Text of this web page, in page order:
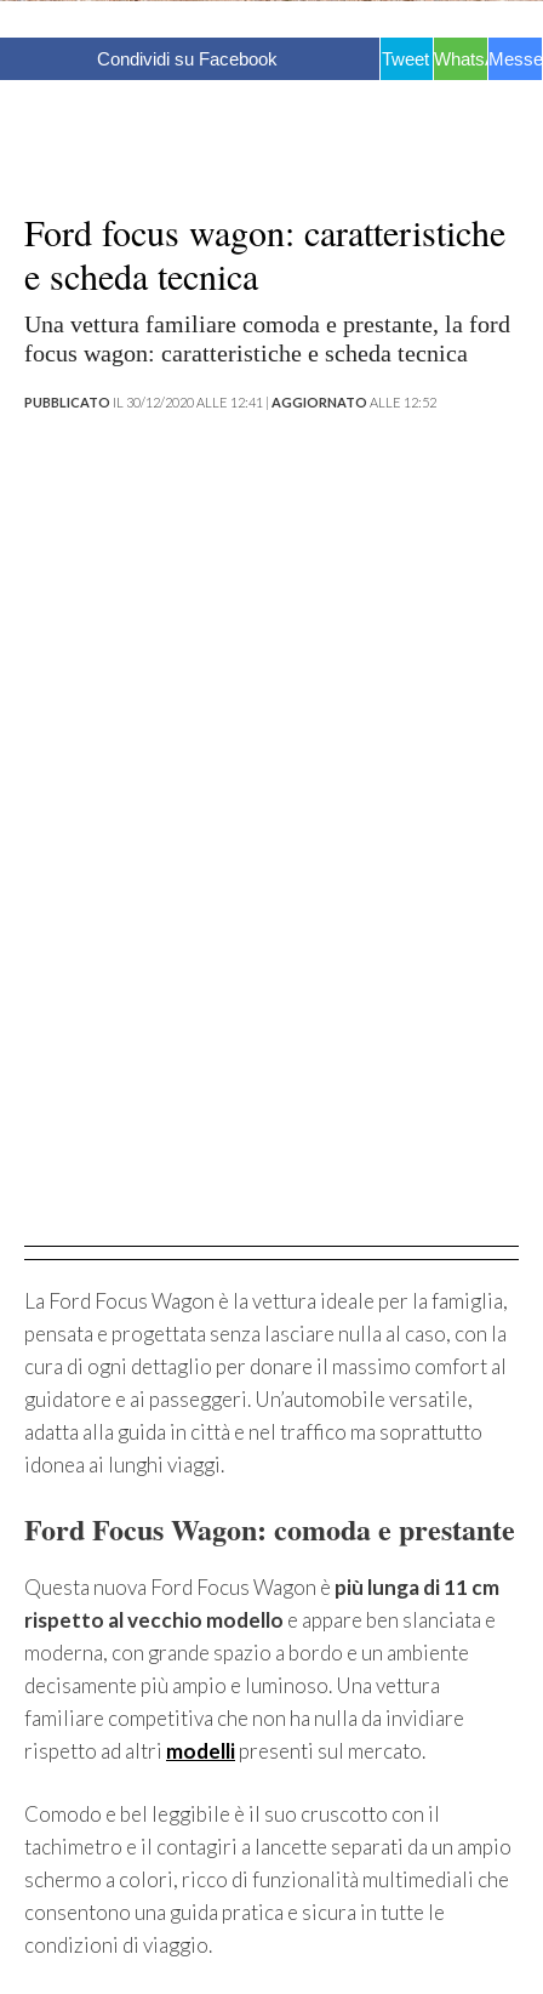
Condividi su Facebook Tweet WhatsApp
Ford focus wagon: caratteristiche
e scheda tecnica
Una vettura familiare comoda e prestante, la ford
focus wagon: caratteristiche e scheda tecnica
PUBBLICATO IL 30/12/2020 ALLE 12:41 | AGGIORNATO ALLE 12:52
La Ford Focus Wagon è la vettura ideale per la famiglia,
pensata e progettata senza lasciare nulla al caso, con la
cura di ogni dettaglio per donare il massimo comfort al
guidatore e ai passeggeri. Un’automobile versatile,
adatta alla guida in città e nel traffico ma soprattutto
idonea ai lunghi viaggi.
Ford Focus Wagon: comoda e prestante
Questa nuova Ford Focus Wagon è più lunga di 11 cm
rispetto al vecchio modello e appare ben slanciata e
moderna, con grande spazio a bordo e un ambiente
decisamente più ampio e luminoso. Una vettura
familiare competitiva che non ha nulla da invidiare
rispetto ad altri modellipresenti sul mercato.
Comodo e bel leggibile è il suo cruscotto con il
tachimetro e il contagiri a lancette separati da un ampio
schermo a colori, ricco di funzionalità multimediali che
consentono una guida pratica e sicura in tutte le
condizioni di viaggio.